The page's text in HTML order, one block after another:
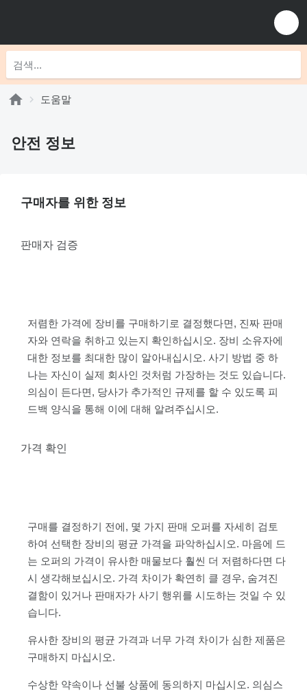
도움말
안전 정보
구매자를 위한 정보
판매자 검증
저렴한 가격에 장비를 구매하기로 결정했다면, 진짜 판매
자와 연락을 취하고 있는지 확인하십시오. 장비 소유자에
대한 정보를 최대한 많이 알아내십시오. 사기 방법 중 하
나는 자신이 실제 회사인 것처럼 가장하는 것도 있습니다.
의심이 든다면, 당사가 추가적인 규제를 할 수 있도록 피
드백 양식을 통해 이에 대해 알려주십시오.
가격 확인
구매를 결정하기 전에, 몇 가지 판매 오퍼를 자세히 검토
하여 선택한 장비의 평균 가격을 파악하십시오. 마음에 드
는 오퍼의 가격이 유사한 매물보다 훨씬 더 저렴하다면 다
시 생각해보십시오. 가격 차이가 확연히 클 경우, 숨겨진
결함이 있거나 판매자가 사기 행위를 시도하는 것일 수 있
습니다.
유사한 장비의 평균 가격과 너무 가격 차이가 심한 제품은
구매하지 마십시오.
수상한 약속이나 선불 상품에 동의하지 마십시오. 의심스